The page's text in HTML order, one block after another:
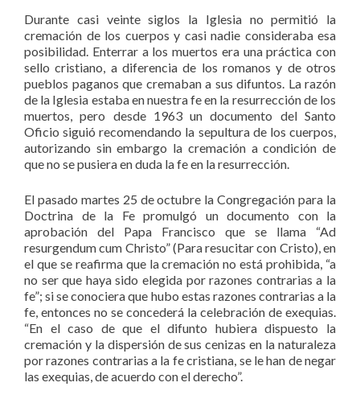
Durante casi veinte siglos la Iglesia no permitió la
cremación de los cuerpos y casi nadie consideraba esa
posibilidad. Enterrar a los muertos era una práctica con
sello cristiano, a diferencia de los romanos y de otros
pueblos paganos que cremaban a sus difuntos. La razón
de la Iglesia estaba en nuestra fe en la resurrección de los
muertos, pero desde 1963 un documento del Santo
Oficio siguió recomendando la sepultura de los cuerpos,
autorizando sin embargo la cremación a condición de
que no se pusiera en duda la fe en la resurrección.
El pasado martes 25 de octubre la Congregación para la
Doctrina de la Fe promulgó un documento con la
aprobación del Papa Francisco que se llama “Ad
resurgendum cum Christo” (Para resucitar con Cristo), en
el que se reafirma que la cremación no está prohibida, “a
no ser que haya sido elegida por razones contrarias a la
fe”; si se conociera que hubo estas razones contrarias a la
fe, entonces no se concederá la celebración de exequias.
“En el caso de que el difunto hubiera dispuesto la
cremación y la dispersión de sus cenizas en la naturaleza
por razones contrarias a la fe cristiana, se le han de negar
las exequias, de acuerdo con el derecho”.